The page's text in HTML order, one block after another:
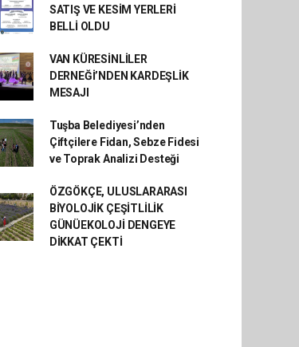
SATIŞ VE KESİM YERLERİ
BELLİ OLDU
VAN KÜRESİNLİLER
DERNEĞİ’NDEN KARDEŞLİK
MESAJI
Tuşba Belediyesi’nden
Çiftçilere Fidan, Sebze Fidesi
ve Toprak Analizi Desteği
ÖZGÖKÇE, ULUSLARARASI
BİYOLOJİK ÇEŞİTLİLİK
GÜNÜEKOLOJİ DENGEYE
DİKKAT ÇEKTİ